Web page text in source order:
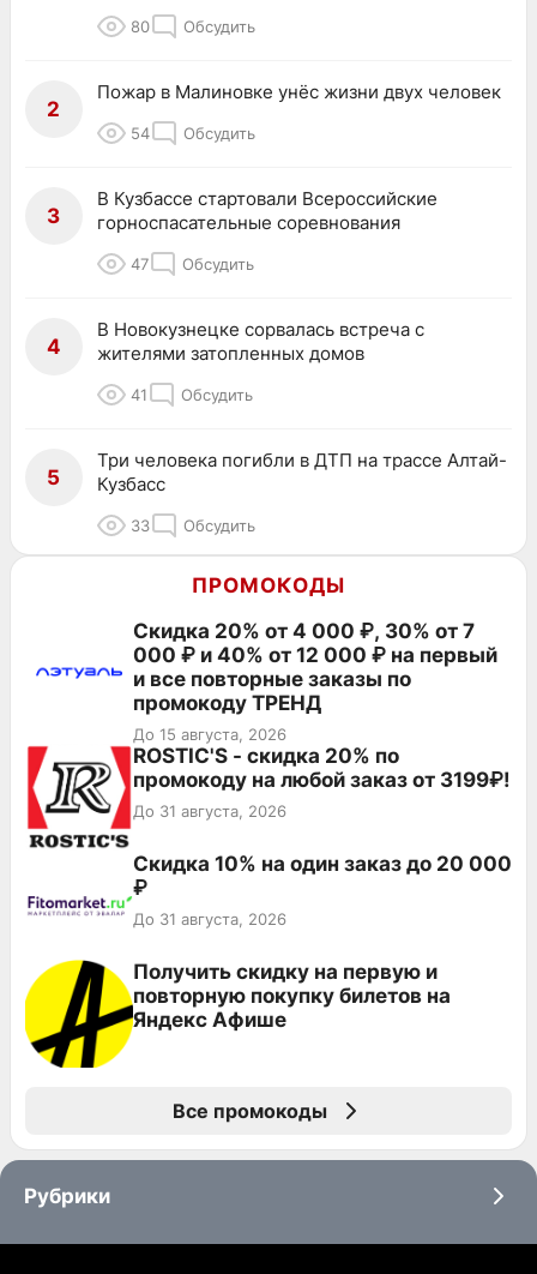
80 Обсудить
2
Пожар в Малиновке унёс жизни двух человек
54 Обсудить
3
В Кузбассе стартовали Всероссийские
горноспасательные соревнования
47 Обсудить
4
В Новокузнецке сорвалась встреча с
жителями затопленных домов
41 Обсудить
5
Три человека погибли в ДТП на трассе Алтай-
Кузбасс
33 Обсудить
ПРОМОКОДЫ
Скидка 20% от 4 000 ₽, 30% от 7
000 ₽ и 40% от 12 000 ₽ на первый
и все повторные заказы по
промокоду ТРЕНД
До 15 августа, 2026
ROSTIC'S - скидка 20% по
промокоду на любой заказ от 3199₽!
До 31 августа, 2026
Скидка 10% на один заказ до 20 000
₽
До 31 августа, 2026
Получить скидку на первую и
повторную покупку билетов на
Яндекс Афише
Все промокоды
Рубрики